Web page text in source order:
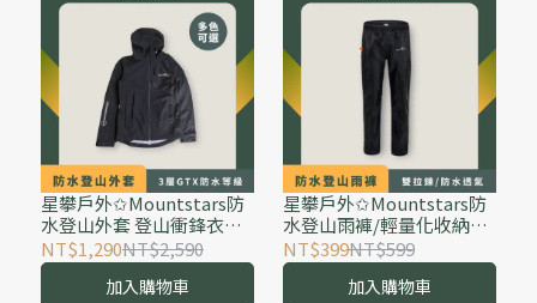
星攀戶外✩Mountstars防
水登山外套 登山衝鋒衣外
層/專業三層GTX等級雨衣/
防水透氣防風外套.爬玉山
合歡山必備
NT$1,290NT$2,590
加入購物車
星攀戶外✩Mountstars防
水登山雨褲/輕量化收納雨
褲防水褲+雙拉鍊.百岳防暴
雨防水認證騎車環島/釣魚
防風健行兩截式
NT$399NT$599
加入購物車